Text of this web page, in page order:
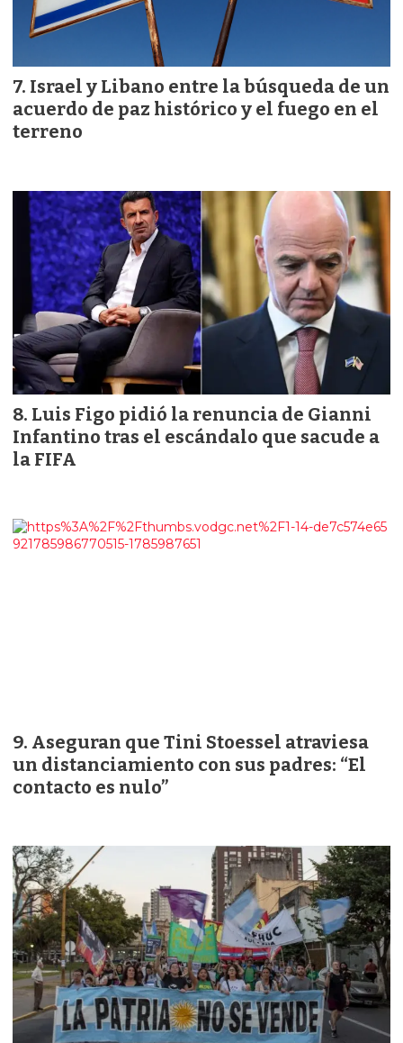
Israel y Libano entre la búsqueda de un
acuerdo de paz histórico y el fuego en el
terreno
Luis Figo pidió la renuncia de Gianni
Infantino tras el escándalo que sacude a
la FIFA
Aseguran que Tini Stoessel atraviesa
un distanciamiento con sus padres: “El
contacto es nulo”